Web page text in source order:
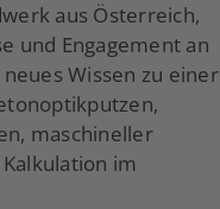
aus Österreich,
und Engagement an
Wissen zu einer
maschineller
im